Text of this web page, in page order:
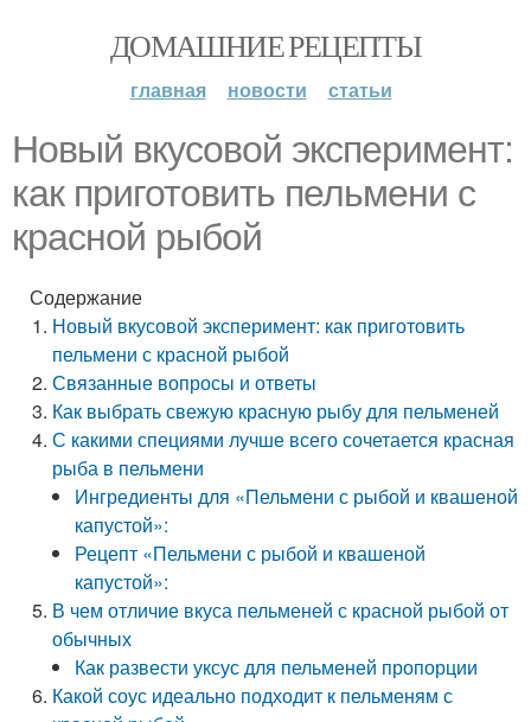
ДОМАШНИЕ РЕЦЕПТЫ
главная новости статьи
Новый вкусовой эксперимент:
как приготовить пельмени с
красной рыбой
Содержание
Новый вкусовой эксперимент: как приготовить
пельмени с красной рыбой
Связанные вопросы и ответы
Как выбрать свежую красную рыбу для пельменей
С какими специями лучше всего сочетается красная
рыба в пельмени
Ингредиенты для «Пельмени с рыбой и квашеной
капустой»:
Рецепт «Пельмени с рыбой и квашеной
капустой»:
В чем отличие вкуса пельменей с красной рыбой от
обычных
Как развести уксус для пельменей пропорции
Какой соус идеально подходит к пельменям с